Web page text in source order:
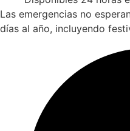
Las emergencias no
días al año, incluyendo